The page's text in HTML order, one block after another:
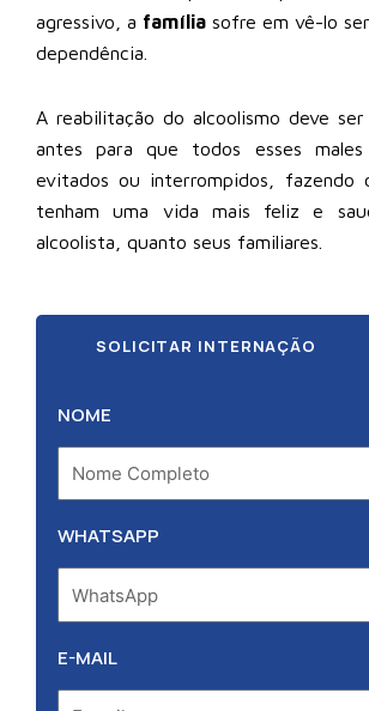
agressivo, a família sofre em vê-lo
dependência.
A reabilitação do alcoolismo deve
antes para que todos esses
evitados ou interrompidos, fazendo
tenham uma vida mais feliz e
alcoolista, quanto seus familiares.
SOLICITAR INTERNAÇÃO
NOME
WHATSAPP
E-MAIL